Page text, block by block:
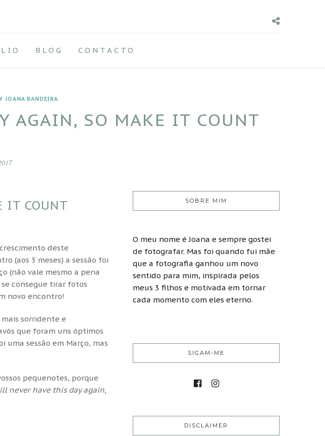
BLOG CONTACTO
JOANA BANDEIRA
AGAIN, SO MAKE IT COUNT
IT COUNT
deste
(aos 3 meses) a sessão foi
(não vale mesmo a pena
consegue tirar fotos
novo encontro!
sorridente e
que foram uns óptimos
uma sessão em Março, mas
pequenotes, porque
never have this day again,
SOBRE MIM
O meu nome é Joana e sempre gostei
de fotografar. Mas foi quando fui mãe
que a fotografia ganhou um novo
sentido para mim, inspirada pelos
meus 3 filhos e motivada em tornar
cada momento com eles eterno.
SIGAM-ME
DISCLAIMER